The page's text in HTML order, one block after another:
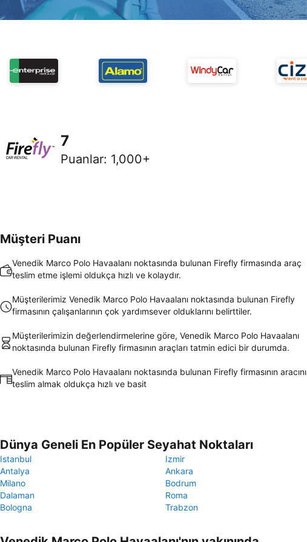
7
Puanlar: 1,000+
Müşteri Puanı
Venedik Marco Polo Havaalanı noktasında bulunan Firefly firmasında araç
teslim etme işlemi oldukça hızlı ve kolaydır.
Müşterilerimiz Venedik Marco Polo Havaalanı noktasında bulunan Firefly
firmasının çalışanlarının çok yardımsever olduklarını belirttiler.
Müşterilerimizin değerlendirmelerine göre, Venedik Marco Polo Havaalanı
noktasında bulunan Firefly firmasının araçları tatmin edici bir durumda.
Venedik Marco Polo Havaalanı noktasında bulunan Firefly firmasının aracını
teslim almak oldukça hızlı ve basit
Dünya Geneli En Popüler Seyahat Noktaları
Istanbul
Izmir
Antalya
Ankara
Milano
Bodrum
Dalaman
Roma
Bologna
Trabzon